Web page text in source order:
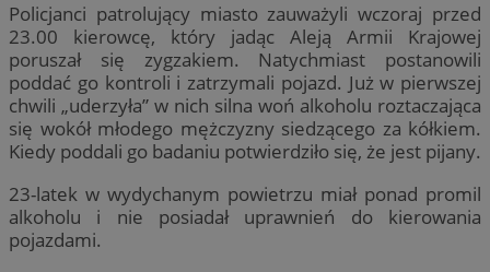
Policjanci patrolujący miasto zauważyli wczoraj przed
23.00 kierowcę, który jadąc Aleją Armii Krajowej
poruszał się zygzakiem. Natychmiast postanowili
poddać go kontroli i zatrzymali pojazd. Już w pierwszej
chwili „uderzyła” w nich silna woń alkoholu roztaczająca
się wokół młodego mężczyzny siedzącego za kółkiem.
Kiedy poddali go badaniu potwierdziło się, że jest pijany.
23-latek w wydychanym powietrzu miał ponad promil
alkoholu i nie posiadał uprawnień do kierowania
pojazdami.